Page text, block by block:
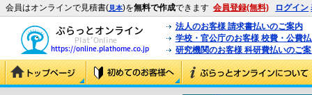
会員はオンラインで見積書(見本)を無料で作成できます 会員登録(無料) ログイン
法人のお客様 請求書払いのご案内
学校・官公庁のお客様 校費・公費
研究機関のお客様 科研費払いのご